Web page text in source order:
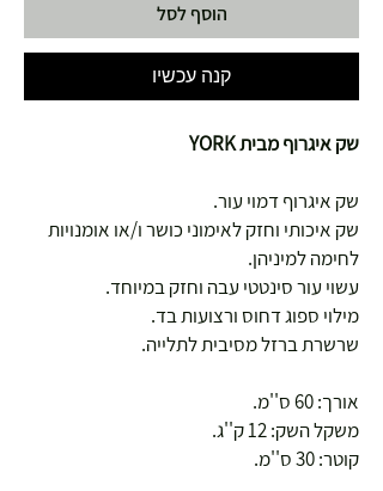
הוסף לסל
קנה עכשיו
שק איגרוף מבית YORK
שק איגרוף דמוי עור.
שק איכותי וחזק לאימוני כושר ו/או אומנויות
לחימה למיניהן.
עשוי עור סינטטי עבה וחזק במיוחד.
מילוי ספוג דחוס ורצועות בד.
שרשרת ברזל מסיבית לתלייה.
אורך: 60 ס''מ.
משקל השק: 12 ק''ג.
קוטר: 30 ס''מ.